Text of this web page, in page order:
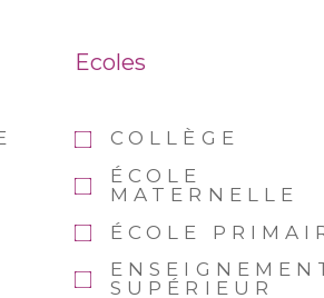
Ecoles
COLLÈGE
ÉCOLE
MATERNELLE
ÉCOLE
SUPÉRIEUR